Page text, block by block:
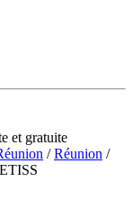
et gratuite
/Réunion /